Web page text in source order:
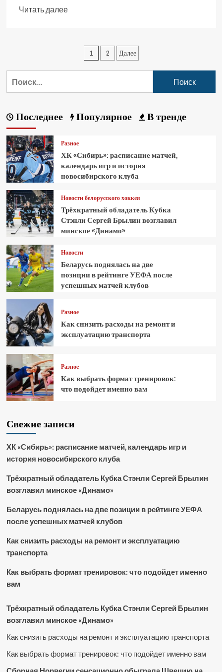
Читать далее
1 2 Далее
Последнее Популярное В тренде
Разное
ХК «Сибирь»: расписание матчей,
календарь игр и история
новосибирского клуба
Новости белорусского хоккея
Трёхкратный обладатель Кубка
Стэнли Сергей Брылин возглавил
минское «Динамо»
Новости
Беларусь поднялась на две
позиции в рейтинге УЕФА после
успешных матчей клубов
Разное
Как снизить расходы на ремонт и
эксплуатацию транспорта
Разное
Как выбрать формат тренировок:
что подойдет именно вам
Свежие записи
ХК «Сибирь»: расписание матчей, календарь игр и
история новосибирского клуба
Трёхкратный обладатель Кубка Стэнли Сергей Брылин
возглавил минское «Динамо»
Беларусь поднялась на две позиции в рейтинге УЕФА
после успешных матчей клубов
Как снизить расходы на ремонт и эксплуатацию
транспорта
Как выбрать формат тренировок: что подойдет именно
вам
Трёхкратный обладатель Кубка Стэнли Сергей Брылин
возглавил минское «Динамо»
Как снизить расходы на ремонт и эксплуатацию транспорта
Как выбрать формат тренировок: что подойдет именно вам